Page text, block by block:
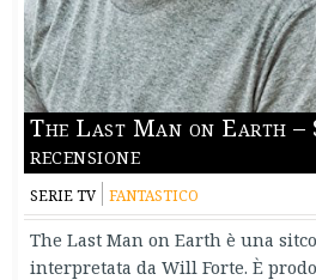
The Last Man on Earth –
recensione
SERIE TV FANTASTICO
The Last Man on Earth è una
interpretata da Will Forte. È